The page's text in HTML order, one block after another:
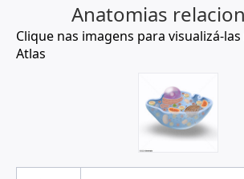
pontiagudos, áreas de
apresentando espirais organizadas
fibroblástica. Os locais principais mais
extremidades, o retroperitônio e o
em associação com
livre do original: DeVita et al., Cancer:
Practice of Oncology, 5th ed, p1662;
1990 Feb;65(2):164-72)
Anatomias
Clique nas imagens para visualizá-
Atlas